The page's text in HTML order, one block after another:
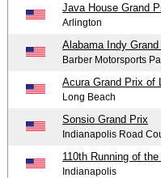
Java House Grand
Arlington
Alabama Indy Grand
Barber Motorsports
Acura Grand Prix of
Long Beach
Sonsio Grand Prix
Indianapolis Road
110th Running of
Indianapolis